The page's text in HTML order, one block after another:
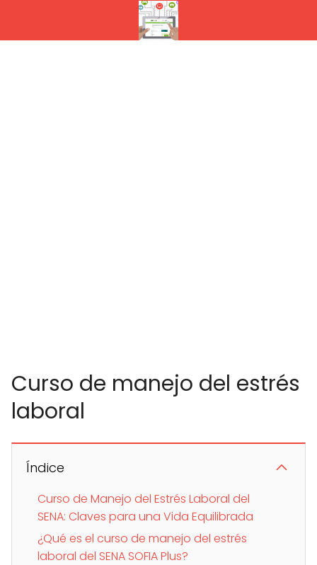
Curso de manejo del estrés
laboral
Índice
Curso de Manejo del Estrés Laboral del
SENA: Claves para una Vida Equilibrada
¿Qué es el curso de manejo del estrés
laboral del SENA SOFIA Plus?